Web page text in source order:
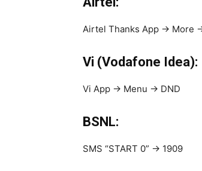
Airtel Thanks App → More
Vi (Vodafone Idea):
Vi App → Menu → DND
BSNL:
SMS “START 0” → 1909